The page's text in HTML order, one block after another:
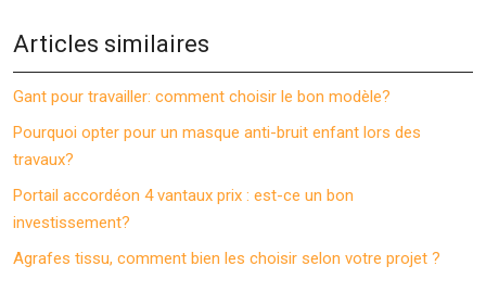
Articles similaires
Gant pour travailler: comment choisir le bon modèle?
Pourquoi opter pour un masque anti-bruit enfant lors des
travaux?
Portail accordéon 4 vantaux prix : est-ce un bon
investissement?
Agrafes tissu, comment bien les choisir selon votre projet ?